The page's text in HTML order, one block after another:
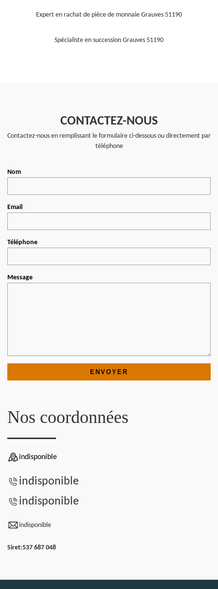
Expert en rachat de pièce de monnaie Grauves 51190
Spécialiste en succession Grauves 51190
CONTACTEZ-NOUS
Contactez-nous en remplissant le formulaire ci-dessous ou directement par
téléphone
Nom
Email
Téléphone
Message
Nos coordonnées
indisponible
indisponible
indisponible
indisponible
Siret:537 687 048